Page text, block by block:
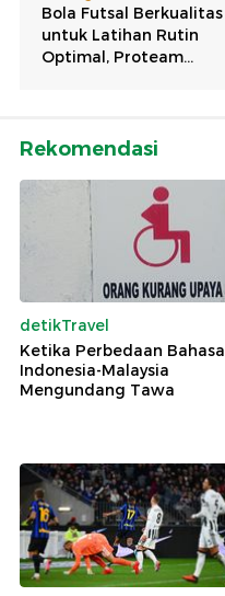
Rekomendasi
detikTravel
Ketika Perbedaan Bahasa
Indonesia-Malaysia
Mengundang Tawa